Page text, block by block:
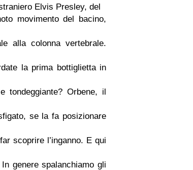
Elvis Presley, del
movimento del bacino,
alla colonna vertebrale.
la prima bottiglietta in
tondeggiante? Orbene, il
se la fa posizionare
scoprire l’inganno. E qui
genere spalanchiamo gli